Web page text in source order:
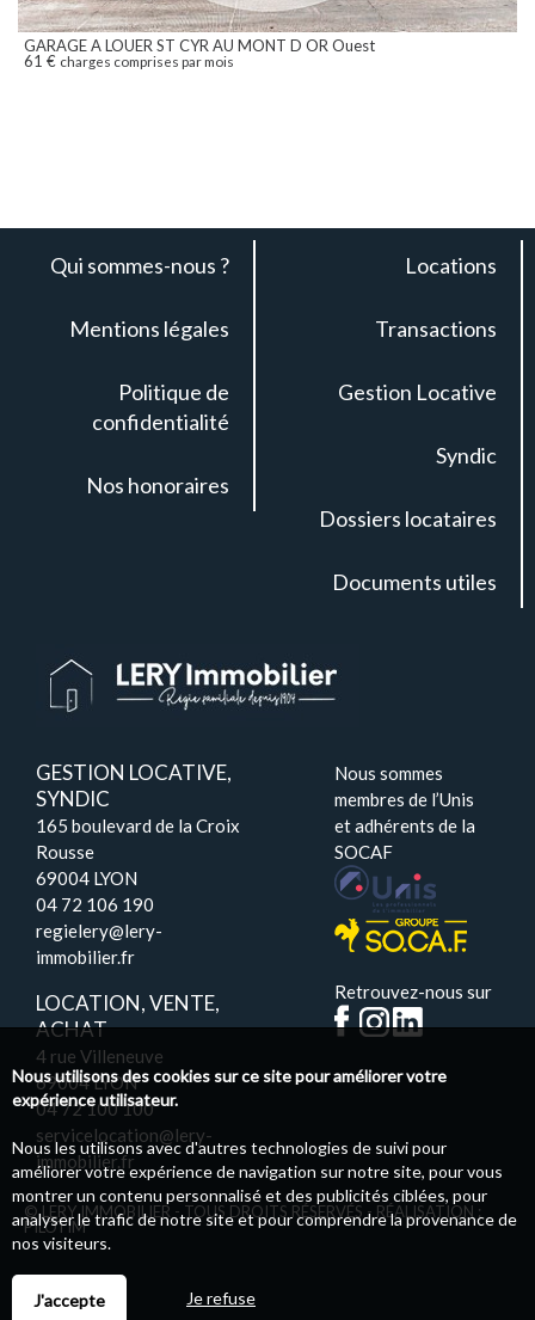
GARAGE A LOUER ST CYR AU MONT D OR Ouest
61 € charges comprises par mois
Qui sommes-nous ?
Mentions légales
Politique de
confidentialité
Nos honoraires
Locations
Transactions
Gestion Locative
Syndic
Dossiers locataires
Documents utiles
GESTION LOCATIVE,
SYNDIC
165 boulevard de la Croix
Rousse
69004 LYON
04 72 106 190
regielery@lery-
immobilier.fr
LOCATION, VENTE,
ACHAT
4 rue Villeneuve
69004 LYON
04 72 100 100
servicelocation@lery-
immobilier.fr
Nous sommes
membres de l’Unis
et adhérents de la
SOCAF
Retrouvez-nous sur
© LERY IMMOBILIER - TOUS DROITS RÉSERVÉS - RÉALISATION :
PILOTIM
Nous utilisons des cookies sur ce site pour améliorer votre
expérience utilisateur.
Nous les utilisons avec d'autres technologies de suivi pour
améliorer votre expérience de navigation sur notre site, pour vous
montrer un contenu personnalisé et des publicités ciblées, pour
analyser le trafic de notre site et pour comprendre la provenance de
nos visiteurs.
J'accepte Je refuse